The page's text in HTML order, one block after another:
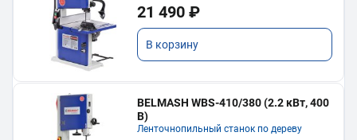
21 490 ₽
В корзину
BELMASH WBS-410/380 (2.2 кВт, 400
В)
Ленточнопильный станок по дереву